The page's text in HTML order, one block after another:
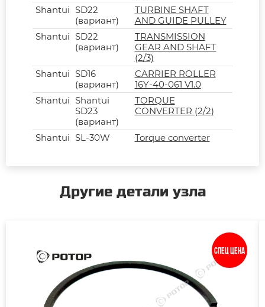
Shantui SD22
(вариант)
TURBINE SHAFT
AND GUIDE PULLEY
Shantui SD22
(вариант)
TRANSMISSION
GEAR AND SHAFT
(2/3)
Shantui SD16
(вариант)
CARRIER ROLLER
16Y-40-061 V1.0
Shantui Shantui
SD23
(вариант)
TORQUE
CONVERTER (2/2)
Shantui SL-30W Torque converter
Другие детали узла
Спец цена